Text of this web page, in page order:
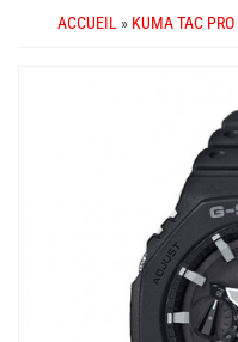
ACCUEIL » KUMA TAC PRO